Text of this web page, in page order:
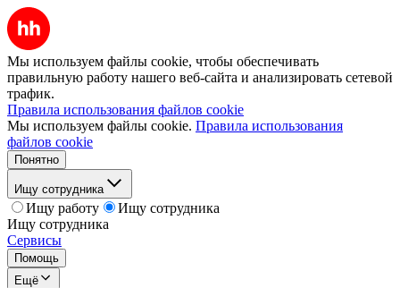
Мы используем файлы cookie, чтобы обеспечивать
правильную работу нашего веб-сайта и анализировать сетевой
трафик.
Правила использования файлов cookie
Мы используем файлы cookie. Правила использования
файлов cookie
Понятно
Ищу сотрудника
Ищу работу
Ищу сотрудника
Ищу сотрудника
Сервисы
Помощь
Ещё